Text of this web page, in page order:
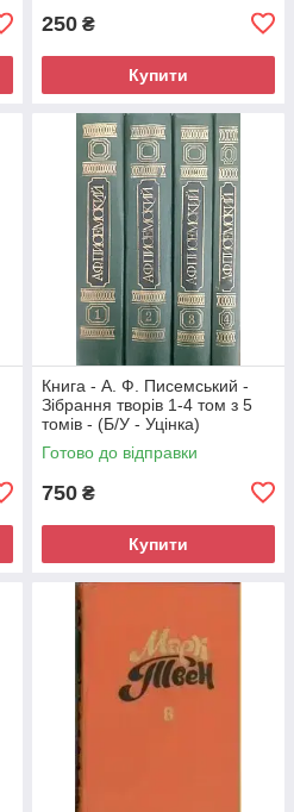
250 ₴
Купити
Книга - А. Ф. Писемський -
Зібрання творів 1-4 том з 5
томів - (Б/У - Уцінка)
Готово до відправки
750 ₴
Купити